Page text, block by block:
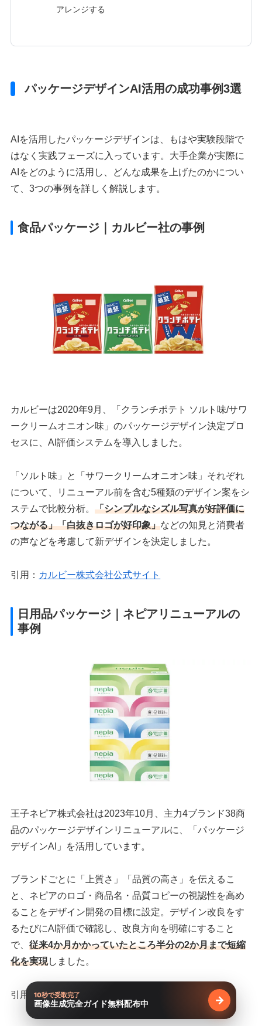
アレンジする
パッケージデザインAI活用の成功事例3選
AIを活用したパッケージデザインは、もはや実験段階で
はなく実践フェーズに入っています。大手企業が実際に
AIをどのように活用し、どんな成果を上げたのかについ
て、3つの事例を詳しく解説します。
食品パッケージ｜カルビー社の事例
カルビーは2020年9月、「クランチポテト ソルト味/サワ
ークリームオニオン味」のパッケージデザイン決定プロ
セスに、AI評価システムを導入しました。
「ソルト味」と「サワークリームオニオン味」それぞれ
について、リニューアル前を含む5種類のデザイン案をシ
ステムで比較分析。「シンプルなシズル写真が好評価に
つながる」「白抜きロゴが好印象」などの知見と消費者
の声などを考慮して新デザインを決定しました。
引用： カルビー株式会社公式サイト
日用品パッケージ｜ネピアリニューアルの
事例
王子ネピア株式会社は2023年10月、主力4ブランド38商
品のパッケージデザインリニューアルに、「パッケージ
デザインAI」を活用しています。
ブランドごとに「上質さ」「品質の高さ」を伝えるこ
と、ネピアのロゴ・商品名・品質コピーの視認性を高め
ることをデザイン開発の目標に設定。デザイン改良をす
るたびにAI評価で確認し、改良方向を明確にすること
で、従来4か月かかっていたところ半分の2か月まで短縮
化を実現しました。
引用：株式会社プラグPR TIMES
10秒で受取完了
画像生成完全ガイド無料配布中 無料で受け
→